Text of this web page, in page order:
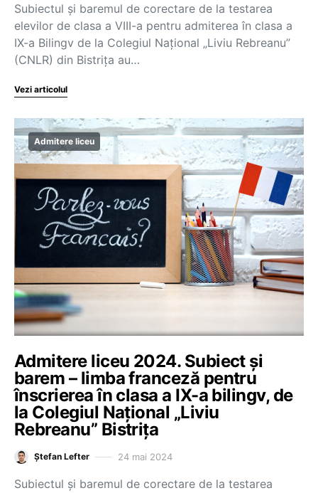
Subiectul și baremul de corectare de la testarea
elevilor de clasa a VIII-a pentru admiterea în clasa a
IX-a Bilingv de la Colegiul Național „Liviu Rebreanu”
(CNLR) din Bistrița au…
Vezi articolul
Admitere liceu
Admitere liceu 2024. Subiect și
barem – limba franceză pentru
înscrierea în clasa a IX-a bilingv, de
la Colegiul Național „Liviu
Rebreanu” Bistrița
Ștefan Lefter 24 mai 2024
Subiectul și baremul de corectare de la testarea